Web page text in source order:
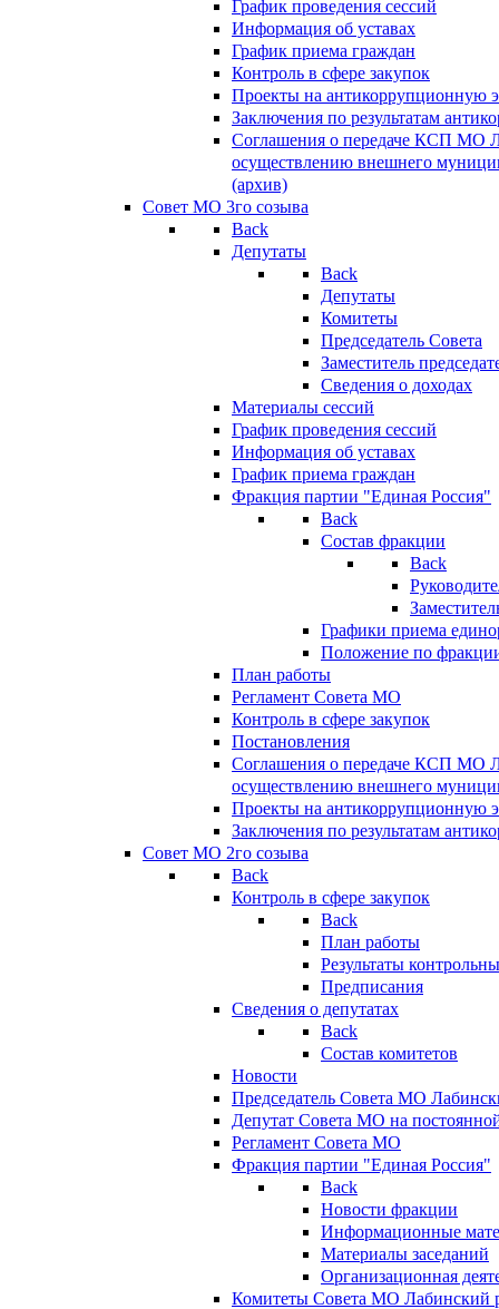
График проведения сессий
Информация об уставах
График приема граждан
Контроль в сфере закупок
Проекты на антикоррупционную
Заключения по результатам
Соглашения о передаче КСП МО
осуществлению внешнего
(архив)
Совет МО 3го созыва
Back
Депутаты
Back
Депутаты
Комитеты
Председатель Совета
Заместитель
Сведения о доходах
Материалы сессий
График проведения сессий
Информация об уставах
График приема граждан
Фракция партии "Единая Россия"
Back
Состав фракции
Back
Графики приема
Положение по
План работы
Регламент Совета МО
Контроль в сфере закупок
Постановления
Соглашения о передаче КСП МО
осуществлению внешнего
Проекты на антикоррупционную
Заключения по результатам
Совет МО 2го созыва
Back
Контроль в сфере закупок
Back
План работы
Результаты
Предписания
Сведения о депутатах
Back
Состав комитетов
Новости
Председатель Совета МО
Депутат Совета МО на
Регламент Совета МО
Фракция партии "Единая Россия"
Back
Новости фракции
Информационные
Материалы заседаний
Организационная
Комитеты Совета МО Лабинский